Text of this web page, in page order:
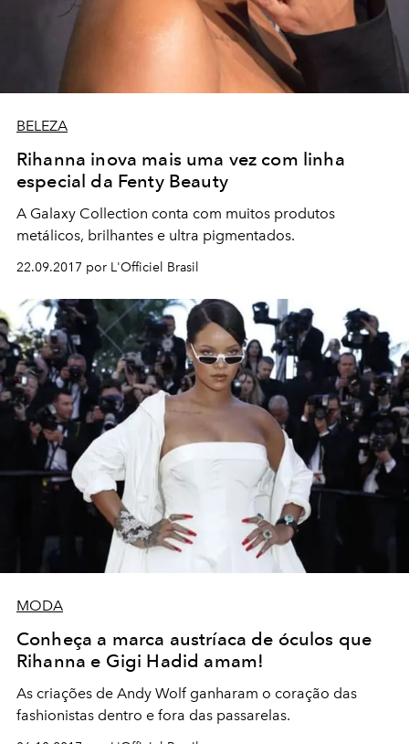
BELEZA
Rihanna inova mais uma vez com linha
especial da Fenty Beauty
A Galaxy Collection conta com muitos produtos
metálicos, brilhantes e ultra pigmentados.
22.09.2017 por L'Officiel Brasil
MODA
Conheça a marca austríaca de óculos que
Rihanna e Gigi Hadid amam!
As criações de Andy Wolf ganharam o coração das
fashionistas dentro e fora das passarelas.